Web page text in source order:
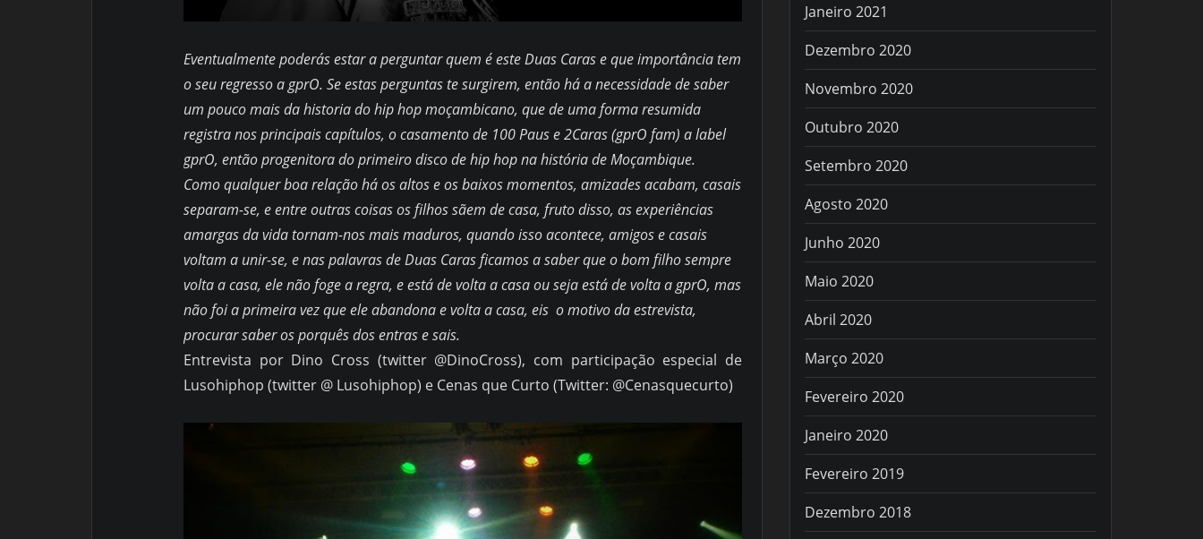
Eventualmentepoderásestar a perguntar quem é este Duas Caras e que importância tem
o seu regresso a gprO. Se estas perguntas te surgirem, então há a necessidade de saber
um pouco mais da historia do hip hop moçambicano, que de uma forma resumida
registra nos principais capítulos, o casamento de 100 Paus e 2Caras (gprO fam) a label
gprO, então progenitora do primeiro disco de hip hop na história de Moçambique.
Como qualquer boa relação há os altos e os baixos momentos, amizades acabam, casais
separam-se, e entre outras coisas os filhos sãem de casa, fruto disso, as experiências
amargas da vida tornam-nos mais maduros, quando isso acontece, amigos e casais
voltam a unir-se, e nas palavras de Duas Caras ficamos a saber que o bom filho sempre
volta a casa, ele não foge a regra, e está de volta a casa ou seja está de volta a gprO, mas
não foi a primeira vez que ele abandona e volta a casa, eis o motivo da estrevista,
procurar saber os porquês dos entras e sais.
Entrevista por Dino Cross (twitter @DinoCross), com participação especial de
Lusohiphop (twitter @ Lusohiphop) e Cenas que Curto (Twitter: @Cenasquecurto)
Janeiro 2021
Dezembro 2020
Novembro 2020
Outubro 2020
Setembro 2020
Agosto 2020
Junho 2020
Maio 2020
Abril 2020
Março 2020
Fevereiro 2020
Janeiro 2020
Fevereiro 2019
Dezembro 2018